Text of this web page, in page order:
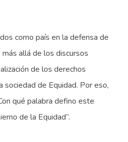
como país en la defensa de
allá de los discursos
de los derechos
sociedad de Equidad. Por eso,
qué palabra defino este
de la Equidad”.